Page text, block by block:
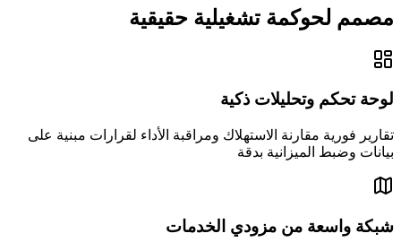
مصمم لحوكمة تشغيلية حقيقية
لوحة تحكم وتحليلات ذكية
تقارير فورية مقارنة الاستهلاك ومراقبة الأداء لقرارات مبنية على
بيانات وضبط الميزانية بدقة
شبكة واسعة من مزودي الخدمات